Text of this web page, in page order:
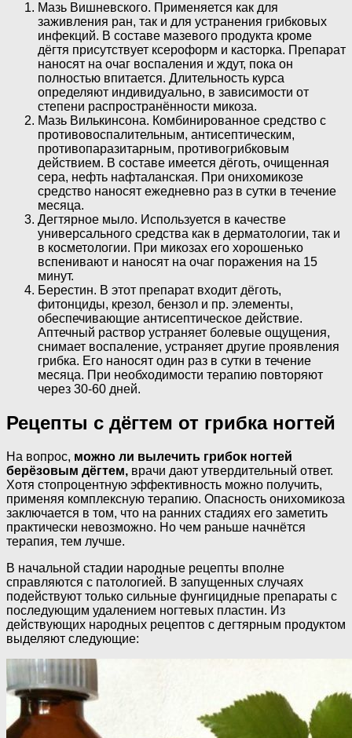
Мазь Вишневского. Применяется как для
заживления ран, так и для устранения грибковых
инфекций. В составе мазевого продукта кроме
дёгтя присутствует ксероформ и касторка. Препарат
наносят на очаг воспаления и ждут, пока он
полностью впитается. Длительность курса
определяют индивидуально, в зависимости от
степени распространённости микоза.
Мазь Вилькинсона. Комбинированное средство с
противовоспалительным, антисептическим,
противопаразитарным, противогрибковым
действием. В составе имеется дёготь, очищенная
сера, нефть нафталанская. При онихомикозе
средство наносят ежедневно раз в сутки в течение
месяца.
Дегтярное мыло. Используется в качестве
универсального средства как в дерматологии, так и
в косметологии. При микозах его хорошенько
вспенивают и наносят на очаг поражения на 15
минут.
Берестин. В этот препарат входит дёготь,
фитонциды, крезол, бензол и пр. элементы,
обеспечивающие антисептическое действие.
Аптечный раствор устраняет болевые ощущения,
снимает воспаление, устраняет другие проявления
грибка. Его наносят один раз в сутки в течение
месяца. При необходимости терапию повторяют
через 30-60 дней.
Рецепты с дёгтем от грибка ногтей
На вопрос, можно ли вылечить грибок ногтей
берёзовым дёгтем, врачи дают утвердительный ответ.
Хотя стопроцентную эффективность можно получить,
применяя комплексную терапию. Опасность онихомикоза
заключается в том, что на ранних стадиях его заметить
практически невозможно. Но чем раньше начнётся
терапия, тем лучше.
В начальной стадии народные рецепты вполне
справляются с патологией. В запущенных случаях
подействуют только сильные фунгицидные препараты с
последующим удалением ногтевых пластин. Из
действующих народных рецептов с дегтярным продуктом
выделяют следующие: